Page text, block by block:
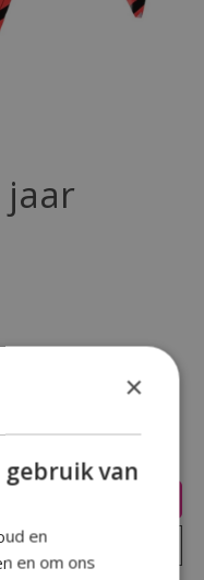
jaar
×
gebruik van
en
en om ons